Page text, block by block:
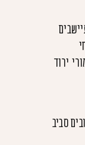
ירוד
סביב